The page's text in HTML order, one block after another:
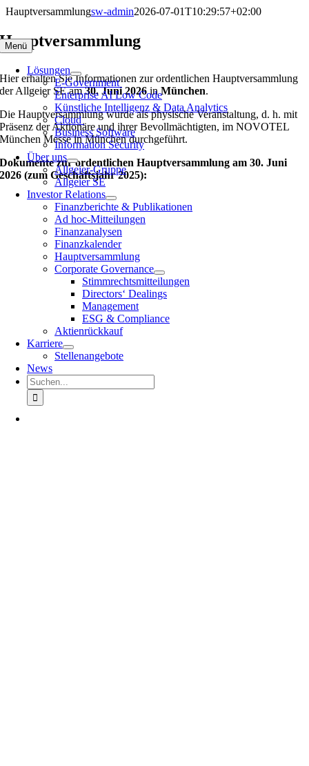
Zum
springen
Menü
Lösungen
E-Government
Enterprise AI Low Code
Künstliche Intelligenz & Data Analytics
Cloud
Business Software
Information Security
Über uns
Allgeier-Gruppe
Allgeier SE
Investor Relations
Finanzberichte & Publikationen
Ad hoc-Mitteilungen
Finanzanalysen
Finanzkalender
Hauptversammlung
Corporate Governance
Stimmrechtsmitteilungen
Directors‘ Dealings
Management
ESG & Compliance
Aktienrückkauf
Karriere
Stellenangebote
News
Suche
nach:
Hauptversammlungsw-admin2026-07-01T10:29:57+02:00
Hauptversammlung
Hier erhalten Sie Informationen zur ordentlichen Hauptversammlung
der Allgeier SE am30. Juni 2026inMünchen.
Die Hauptversammlung wurde als physische Veranstaltung, d. h. mit
Präsenz der Aktionäre und ihrer Bevollmächtigten, im NOVOTEL
München Messe in München durchgeführt.
Dokumente zur ordentlichen Hauptversammlung am 30. Juni
2026 (zum Geschäftsjahr 2025):